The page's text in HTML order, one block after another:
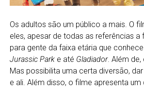
Os adultos são um público a mais. O
eles, apesar de todas as referências
para gente da faixa etária que conhece
Jurassic Park e até Gladiador. Além de,
Mas possibilita uma certa diversão,
e ali. Além disso, o filme apresenta um